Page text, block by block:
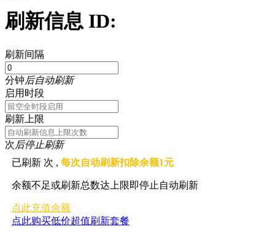
刷新信息 ID:
刷新间隔
分钟后自动刷新
启用时段
刷新上限
次后停止刷新
已刷新 次 ,每次自动刷新扣除余额1元
余额不足或刷新总数达上限即停止自动刷新
点此充值余额
点此购买低价超值刷新套餐